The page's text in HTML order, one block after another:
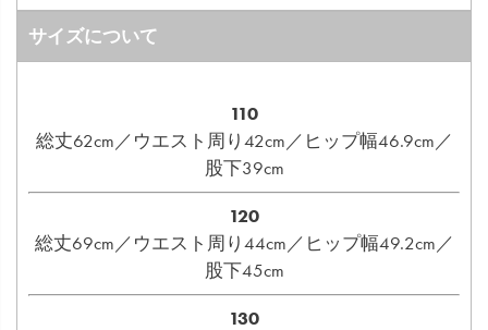
サイズについて
110
総丈62cm／ウエスト周り42cm／ヒップ幅46.9cm／
股下39cm
120
総丈69cm／ウエスト周り44cm／ヒップ幅49.2cm／
股下45cm
130